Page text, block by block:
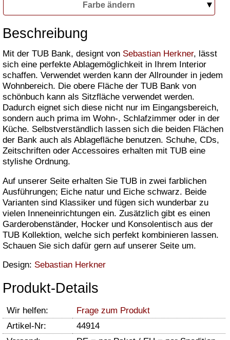
Farbe ändern
Beschreibung
Mit der TUB Bank, designt von Sebastian Herkner, lässt
sich eine perfekte Ablagemöglichkeit in Ihrem Interior
schaffen. Verwendet werden kann der Allrounder in jedem
Wohnbereich. Die obere Fläche der TUB Bank von
schönbuch kann als Sitzfläche verwendet werden.
Dadurch eignet sich diese nicht nur im Eingangsbereich,
sondern auch prima im Wohn-, Schlafzimmer oder in der
Küche. Selbstverständlich lassen sich die beiden Flächen
der Bank auch als Ablagefläche benutzen. Schuhe, CDs,
Zeitschriften oder Accessoires erhalten mit TUB eine
stylishe Ordnung.
Auf unserer Seite erhalten Sie TUB in zwei farblichen
Ausführungen; Eiche natur und Eiche schwarz. Beide
Varianten sind Klassiker und fügen sich wunderbar zu
vielen Inneneinrichtungen ein. Zusätzlich gibt es einen
Garderobenständer, Hocker und Konsolentisch aus der
TUB Kollektion, welche sich perfekt kombinieren lassen.
Schauen Sie sich dafür gern auf unserer Seite um.
Design: Sebastian Herkner
Produkt-Details
Wir helfen:
Frage zum Produkt
Artikel-Nr:
44914